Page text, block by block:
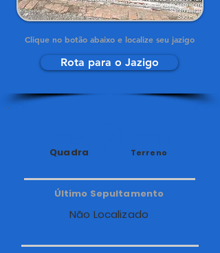
Clique no botão abaixo e localize seu jazigo
Rota para o Jazigo
Quadra Terreno
Último Sepultamento
Não Localizado